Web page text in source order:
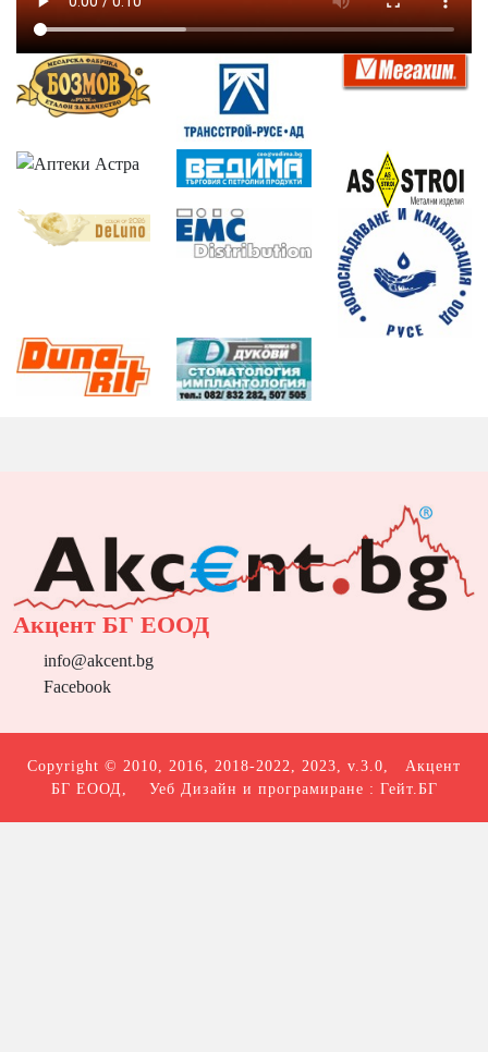
Акцент БГ ЕООД
info@akcent.bg
Facebook
Copyright © 2010, 2016, 2018-2022, 2023, v.3.0, Акцент
БГ ЕООД , Уеб Дизайн и програмиране : Гейт.БГ